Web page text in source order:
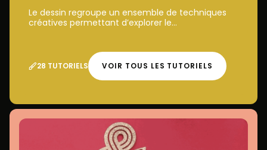
Le dessin regroupe un ensemble de techniques
créatives permettant d’explorer le...
28 TUTORIELS VOIR TOUS LES TUTORIELS